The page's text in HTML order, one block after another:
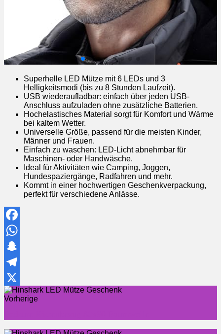
Superhelle LED Mütze mit 6 LEDs und 3
Helligkeitsmodi (bis zu 8 Stunden Laufzeit).
USB wiederaufladbar: einfach über jeden USB-
Anschluss aufzuladen ohne zusätzliche Batterien.
Hochelastisches Material sorgt für Komfort und Wärme
bei kaltem Wetter.
Universelle Größe, passend für die meisten Kinder,
Männer und Frauen.
Einfach zu waschen: LED-Licht abnehmbar für
Maschinen- oder Handwäsche.
Ideal für Aktivitäten wie Camping, Joggen,
Hundespaziergänge, Radfahren und mehr.
Kommt in einer hochwertigen Geschenkverpackung,
perfekt für verschiedene Anlässe.
Facebook
WhatsApp
Snapchat
Telegram
X
Vorherige